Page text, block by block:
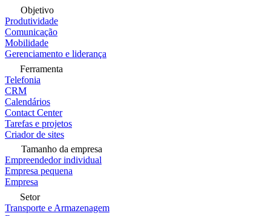
Objetivo
Produtividade
Comunicação
Mobilidade
Gerenciamento e liderança
Ferramenta
Telefonia
CRM
Calendários
Contact Center
Tarefas e projetos
Criador de sites
Tamanho da empresa
Empreendedor individual
Empresa pequena
Empresa
Setor
Transporte e Armazenagem